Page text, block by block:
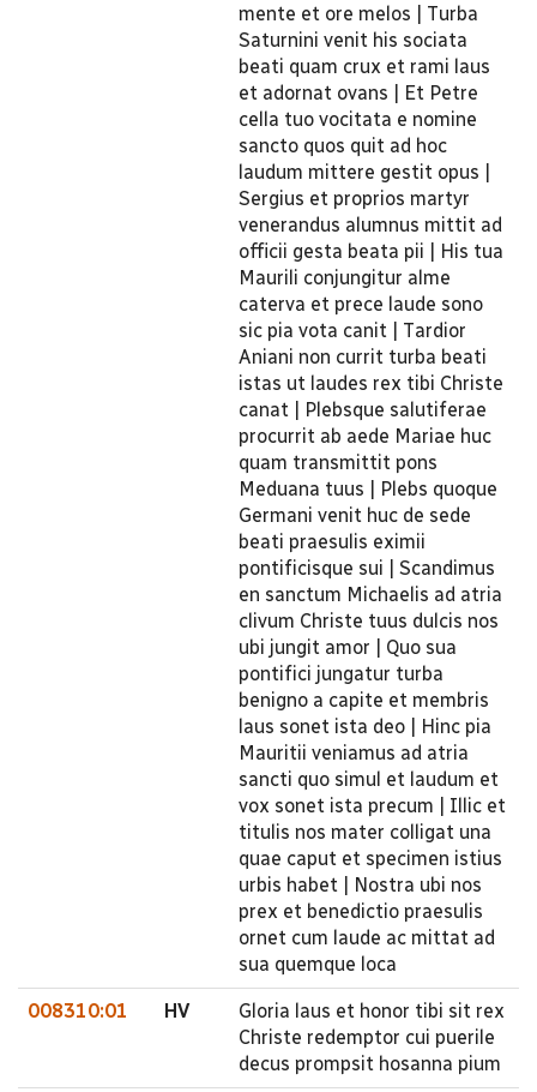
mente et ore melos | Turba
Saturnini venit his sociata
beati quam crux et rami laus
et adornat ovans | Et Petre
cella tuo vocitata e nomine
sancto quos quit ad hoc
laudum mittere gestit opus |
Sergius et proprios martyr
venerandus alumnus mittit ad
officii gesta beata pii | His tua
Maurili conjungitur alme
caterva et prece laude sono
sic pia vota canit | Tardior
Aniani non currit turba beati
istas ut laudes rex tibi Christe
canat | Plebsque salutiferae
procurrit ab aede Mariae huc
quam transmittit pons
Meduana tuus | Plebs quoque
Germani venit huc de sede
beati praesulis eximii
pontificisque sui | Scandimus
en sanctum Michaelis ad atria
clivum Christe tuus dulcis nos
ubi jungit amor | Quo sua
pontifici jungatur turba
benigno a capite et membris
laus sonet ista deo | Hinc pia
Mauritii veniamus ad atria
sancti quo simul et laudum et
vox sonet ista precum | Illic et
titulis nos mater colligat una
quae caput et specimen istius
urbis habet | Nostra ubi nos
prex et benedictio praesulis
ornet cum laude ac mittat ad
sua quemque loca
008310:01 HV
Gloria laus et honor tibi sit rex
Christe redemptor cui puerile
decus prompsit hosanna pium